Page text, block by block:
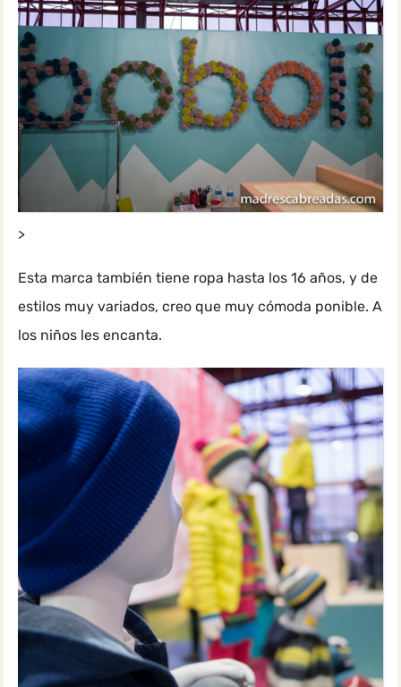
>
Esta marca también tiene ropa hasta los 16 años, y de
estilos muy variados, creo que muy cómoda ponible. A
los niños les encanta.